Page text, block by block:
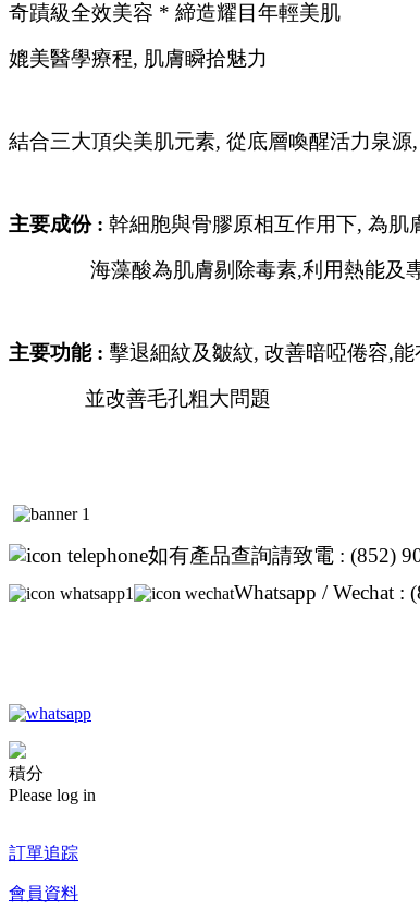
奇蹟級全效美容 * 締造耀目年輕美肌
媲美醫學療程, 肌膚瞬拾魅力
結合三大頂尖美肌元素, 從底層喚醒活力泉源
主要成份 : 幹細胞與骨膠原相互作用下, 為
海藻酸為肌膚剔除毒素,利用熱能及專
主要功能 : 擊退細紋及皺紋, 改善暗啞倦容,
並改善毛孔粗大問題
如有產品查詢請致電 : (852)
Whatsapp / Wechat :
積分
Please log in
訂單追踪
會員資料